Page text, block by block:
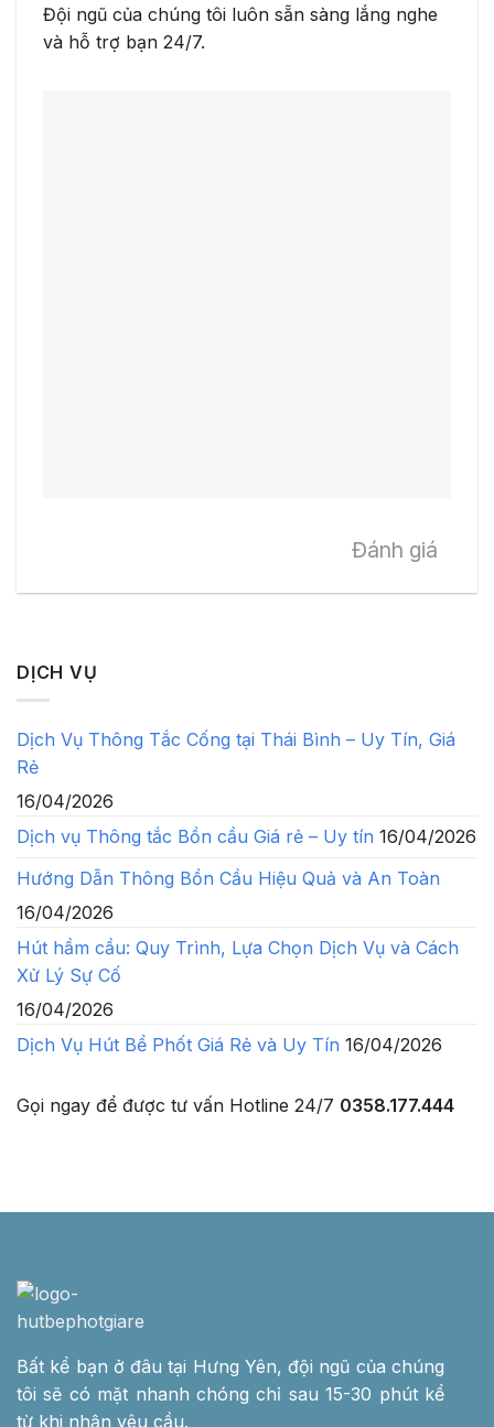
Đội ngũ của chúng tôi luôn sẵn sàng lắng nghe
và hỗ trợ bạn 24/7.
Đánh giá
DỊCH VỤ
Dịch Vụ Thông Tắc Cống tại Thái Bình – Uy Tín, Giá
Rẻ
16/04/2026
Dịch vụ Thông tắc Bồn cầu Giá rẻ – Uy tín 16/04/2026
Hướng Dẫn Thông Bồn Cầu Hiệu Quả và An Toàn
16/04/2026
Hút hầm cầu: Quy Trình, Lựa Chọn Dịch Vụ và Cách
Xử Lý Sự Cố
16/04/2026
Dịch Vụ Hút Bể Phốt Giá Rẻ và Uy Tín 16/04/2026
Gọi ngay để được tư vấn Hotline 24/7 0358.177.444
Bất kể bạn ở đâu tại Hưng Yên, đội ngũ của chúng
tôi sẽ có mặt nhanh chóng chỉ sau 15-30 phút kể
từ khi nhận yêu cầu.